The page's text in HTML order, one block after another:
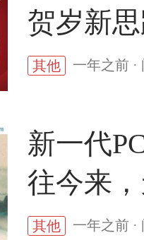
贺岁新
其他 一年之前 ·
新一代
往今来
其他 一年之前 ·